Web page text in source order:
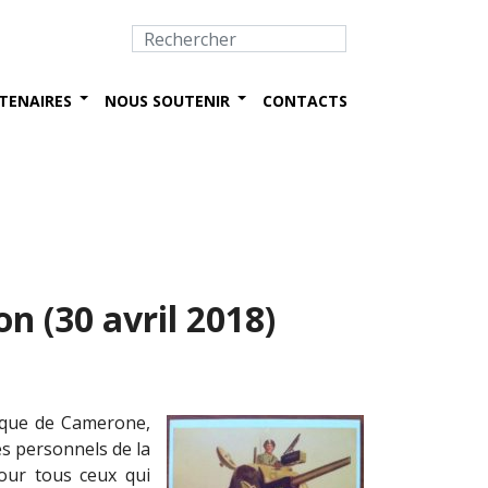
NOUS SOUTENIR CONTACTS
(30 avril 2018)
de Camerone,
personnels de la
tous ceux qui